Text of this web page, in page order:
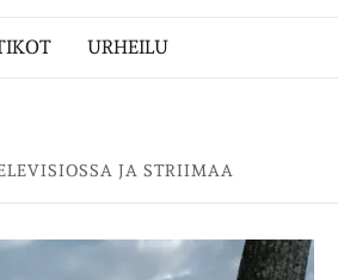
URHEILU
JA STRIIMAA